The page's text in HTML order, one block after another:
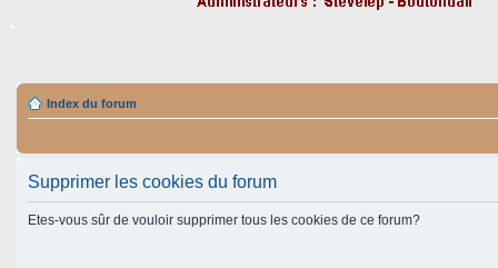
Index du forum
Supprimer les cookies du forum
Etes-vous sûr de vouloir supprimer tous les cookies de ce forum?